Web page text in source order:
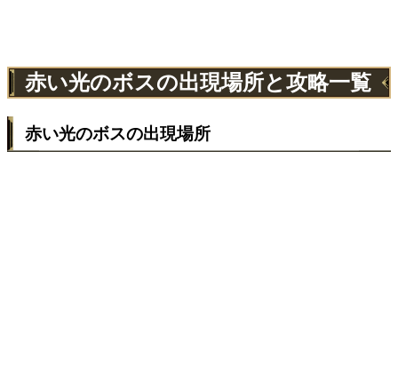
赤い光のボスの出現場所と攻略一覧
赤い光のボスの出現場所